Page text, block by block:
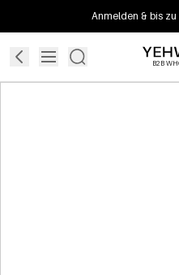
Anmelden & bis zu
B2B